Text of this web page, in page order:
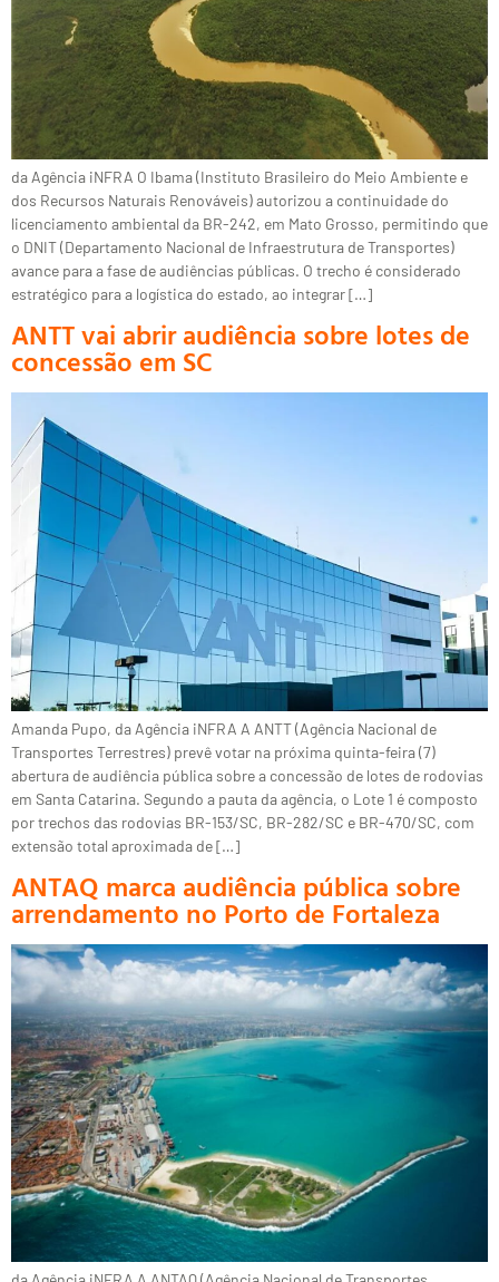
da Agência iNFRA O Ibama (Instituto Brasileiro do Meio Ambiente e
dos Recursos Naturais Renováveis) autorizou a continuidade do
licenciamento ambiental da BR-242, em Mato Grosso, permitindo que
o DNIT (Departamento Nacional de Infraestrutura de Transportes)
avance para a fase de audiências públicas. O trecho é considerado
estratégico para a logística do estado, ao integrar […]
ANTT vai abrir audiência sobre lotes de
concessão em SC
Amanda Pupo, da Agência iNFRA A ANTT (Agência Nacional de
Transportes Terrestres) prevê votar na próxima quinta-feira (7)
abertura de audiência pública sobre a concessão de lotes de rodovias
em Santa Catarina. Segundo a pauta da agência, o Lote 1 é composto
por trechos das rodovias BR-153/SC, BR-282/SC e BR-470/SC, com
extensão total aproximada de […]
ANTAQ marca audiência pública sobre
arrendamento no Porto de Fortaleza